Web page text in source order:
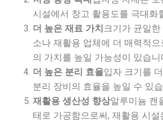
시설에서 창고 활용도를 극대화
더 높은 재료 가치 크기가 균일
소나 재활용 업체에 더 매력적
의 가치를 높일 가능성이 있습니
더 높은 분리 효율입자 크기를
분리 장비의 효율을 높일 수 있
재활용 생산성 향상알루미늄 캔
태로 가공함으로써, 재활용 시